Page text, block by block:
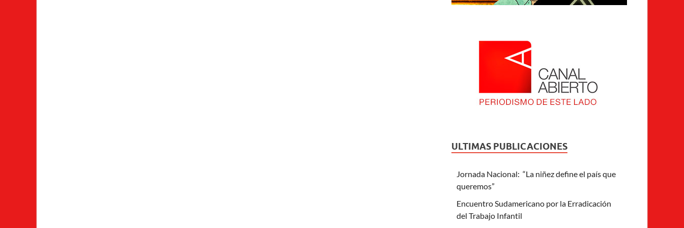
ULTIMAS PUBLICACIONES
Jornada Nacional: “La niñez define el país que
queremos”
Encuentro Sudamericano por la Erradicación
del Trabajo Infantil